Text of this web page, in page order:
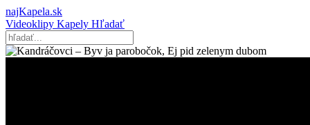
najKapela.sk
Videoklipy Kapely Hľadať